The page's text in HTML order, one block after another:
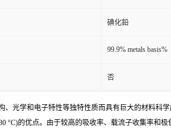
碘化鉛
99.9% metals basis%
否
、光学和电子特性等独特性质而具有巨大的材料科
°C)的优点。由于较高的吸收率、载流子收集率和